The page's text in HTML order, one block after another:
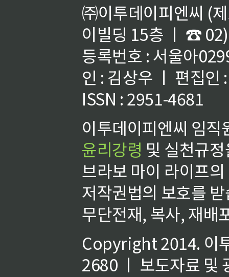
㈜이투데이피엔씨 (
이빌딩 15층 ㅣ ☎
등록번호 : 서울아
인 : 김상우 ㅣ 편집인
ISSN : 2951-4681
이투데이피엔씨 임
윤리강령 및 실천규
브라보 마이 라이프
저작권법의 보호를
무단전재, 복사, 재배
Copyright 2014. 이
2680 ㅣ 보도자료